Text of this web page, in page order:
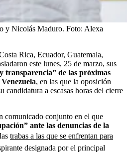
y Nicolás Maduro. Foto: Alexa
Rica, Ecuador, Guatemala,
este lunes, 25 de marzo, sus
transparencia” de las próximas
, en las que la oposición
candidatura a escasas horas del cierre
comunicado conjunto en el que
ante las denuncias de la
trabas a las que se enfrentan para
designada por el principal